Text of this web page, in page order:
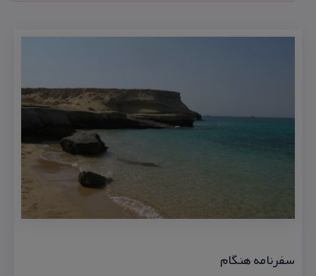
سفرنامه هنگام